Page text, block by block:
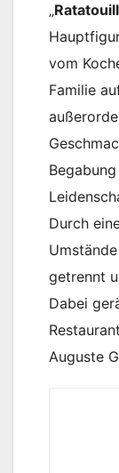
„
vom
Familie
Durch
getrennt
Dabei
Auguste